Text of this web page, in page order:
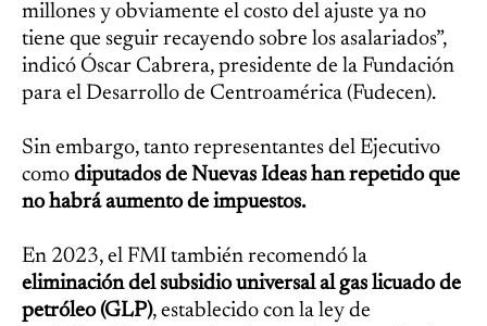
millones y obviamente el costo del ajuste ya no
tiene que seguir recayendo sobre los asalariados”,
indicó Óscar Cabrera, presidente de la Fundación
para el Desarrollo de Centroamérica (Fudecen).
Sin embargo, tanto representantes del Ejecutivo
como diputados de Nuevas Ideas han repetido que
no habrá aumento de impuestos.
En 2023, el FMI también recomendó la
eliminación del subsidio universal al gas licuado de
petróleo (GLP), establecido con la ley de